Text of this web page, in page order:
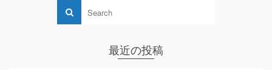
最近の投稿